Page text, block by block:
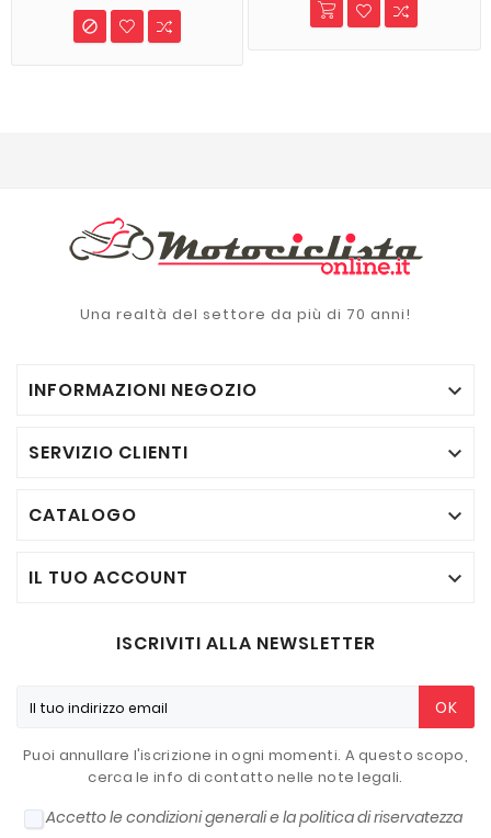

Una realtà del settore da più di 70 anni!
INFORMAZIONI NEGOZIO 
SERVIZIO CLIENTI 
CATALOGO 
IL TUO ACCOUNT 
ISCRIVITI ALLA NEWSLETTER
OK
Puoi annullare l'iscrizione in ogni momenti. A questo scopo,
cerca le info di contatto nelle note legali.
Accetto le condizioni generali e la politica di riservatezza